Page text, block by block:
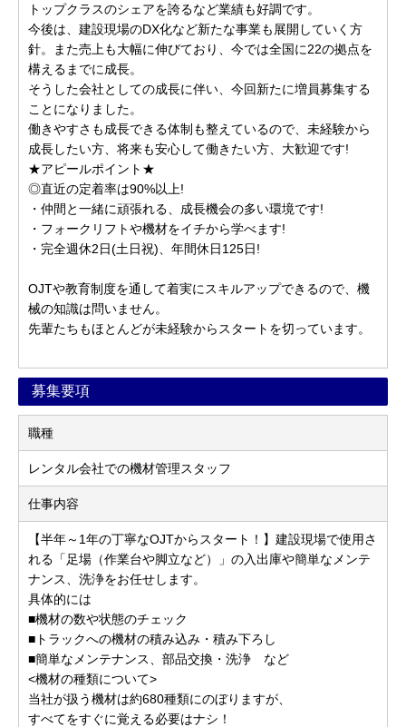
トップクラスのシェアを誇るなど業績も好調です。
今後は、建設現場のDX化など新たな事業も展開していく方
針。また売上も大幅に伸びており、今では全国に22の拠点を
構えるまでに成長。
そうした会社としての成長に伴い、今回新たに増員募集する
ことになりました。
働きやすさも成長できる体制も整えているので、未経験から
成長したい方、将来も安心して働きたい方、大歓迎です!
★アピールポイント★
◎直近の定着率は90%以上!
・仲間と一緒に頑張れる、成長機会の多い環境です!
・フォークリフトや機材をイチから学べます!
・完全週休2日(土日祝)、年間休日125日!
OJTや教育制度を通して着実にスキルアップできるので、機
械の知識は問いません。
先輩たちもほとんどが未経験からスタートを切っています。
募集要項
職種
レンタル会社での機材管理スタッフ
仕事内容
【半年～1年の丁寧なOJTからスタート！】建設現場で使用さ
れる「足場（作業台や脚立など）」の入出庫や簡単なメンテ
ナンス、洗浄をお任せします。
具体的には
■機材の数や状態のチェック
■トラックへの機材の積み込み・積み下ろし
■簡単なメンテナンス、部品交換・洗浄 など
<機材の種類について>
当社が扱う機材は約680種類にのぼりますが、
すべてをすぐに覚える必要はナシ！